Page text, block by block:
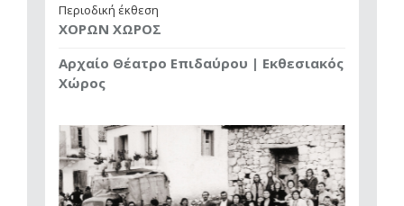
Περιοδική έκθεση
ΧΟΡΩΝ ΧΩΡΟΣ
Αρχαίο Θέατρο Επιδαύρου | Εκθεσιακός
Χώρος